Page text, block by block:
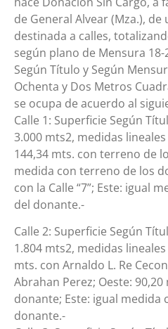
de General Alvear (Mza.),
destinada a calles,
según plano de Mensura
Según Título y Según
Ochenta y Dos Metros
se ocupa de acuerdo al
Calle 1: Superficie Según
3.000 mts2, medidas
144,34 mts. con terreno de
medida con terreno de los
con la Calle “7”; Este: igual
del donante.-
Calle 2: Superficie Según
1.804 mts2, medidas
mts. con Arnaldo L. Re
Abrahan Perez; Oeste:
donante; Este: igual medida
donante.-